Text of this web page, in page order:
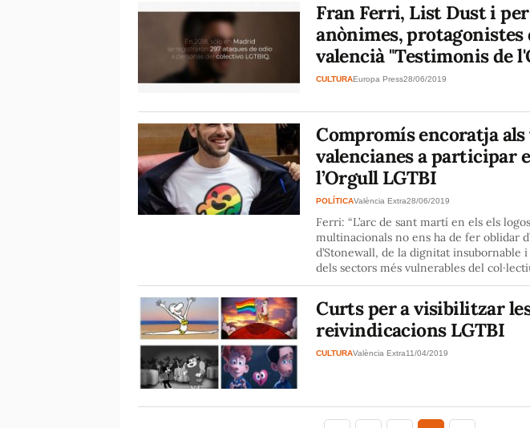
Fran Ferri, List Dust i
anònimes,
valencià "Testimonis de
CULTURAEuropa Press28/06/2019
Compromís encoratja
valencianes a participar
l’Orgull LGTBI
POLÍTICAValència Extra28/06/2019
Ferri: “L’arc de sant martí en els els
multinacionals no ens ha de fer oblidar
d’Stonewall, de la dignitat insubornable
dels sectors més vulnerables del
Curts per a visibilitzar
reivindicacions LGTBI
CULTURAValència Extra11/04/2019